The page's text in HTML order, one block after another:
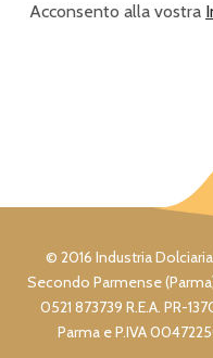
Acconsento alla vostra
© 2016 Industria Dolciaria
Secondo Parmense (Parma)
0521 873739 R.E.A. PR-
Parma e P.IVA